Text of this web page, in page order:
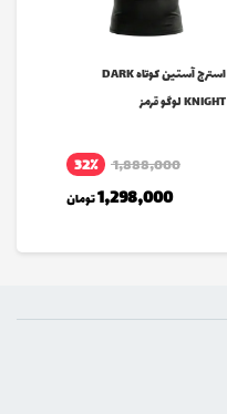
استرج آستین کوتاه DARK
KNIGHT لوگو قرمز
1,888,000 32٪
1,298,000تومان